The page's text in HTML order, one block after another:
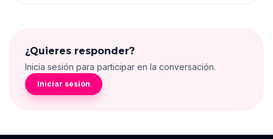
¿Quieres responder?
Inicia sesión para participar en la conversación.
Iniciar sesión